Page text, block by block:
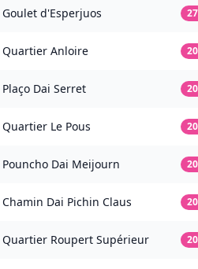
Goulet d'Esperjuos
Quartier Anloire
Plaço Dai Serret
Quartier Le Pous
Pouncho Dai Meijourn
Chamin Dai Pichin Claus
Quartier Roupert Supérieur